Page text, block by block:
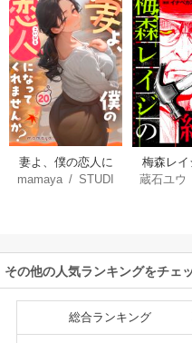
妻よ、僕の恋人に
なってくれません
mamaya/STUDI
梅森レ
蔵石ユウ
その他の人気ランキングをチェ
総合ランキング